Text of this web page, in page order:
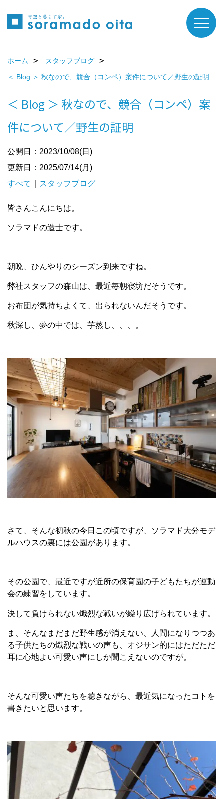
ホーム
スタッフブログ
＜ Blog ＞ 秋なので、競合（コンペ）案件について／野生の証明
＜ Blog ＞ 秋なので、競合（コンペ）案
件について／野生の証明
公開日：2023/10/08(日)
更新日：2025/07/14(月)
すべて
スタッフブログ
皆さんこんにちは。
ソラマドの造士です。
朝晩、ひんやりのシーズン到来ですね。
弊社スタッフの森山は、最近毎朝寝坊だそうです。
お布団が気持ちよくて、出られないんだそうです。
秋深し、夢の中では、芋蒸し、、、。
さて、そんな初秋の今日この頃ですが、ソラマド大分モデ
ルハウスの裏には公園があります。
その公園で、最近ですが近所の保育園の子どもたちが運動
会の練習をしています。
決して負けられない熾烈な戦いが繰り広げられています。
ま、そんなまだまだ野生感が消えない、人間になりつつあ
る子供たちの熾烈な戦いの声も、オジサン的にはただただ
耳に心地よい可愛い声にしか聞こえないのですが。
そんな可愛い声たちを聴きながら、最近気になったコトを
書きたいと思います。